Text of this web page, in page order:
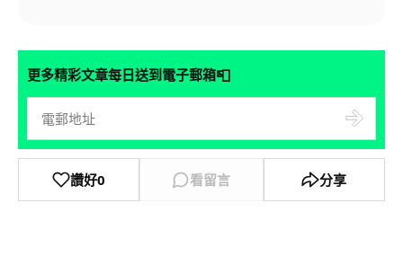
更多精彩文章每日送到電子郵箱📮
讚好0 看留言 分享